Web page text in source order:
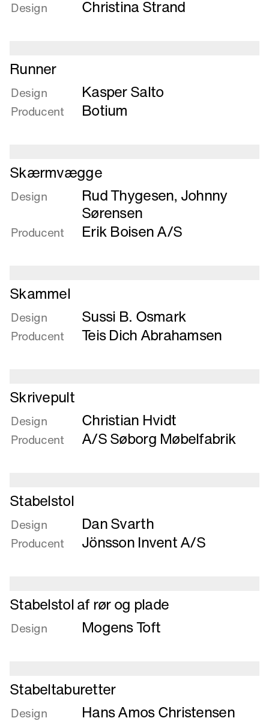
om
stabelbar
stol
Design Christina Strand
Læs
mere
om
Runner
Runner
Design Kasper Salto
Producent Botium
Læs
mere
om
Skærmvægge
Design Rud Thygesen, Johnny
Sørensen
Producent Erik Boisen A/S
Læs
mere
om
Skammel
Skammel
Design Sussi B. Osmark
Producent Teis Dich Abrahamsen
Læs
mere
om
Skrivepult
Skrivepult
Design Christian Hvidt
Producent A/S Søborg Møbelfabrik
Læs
mere
om
Stabelstol
Stabelstol
Design Dan Svarth
Producent Jönsson Invent A/S
Læs
mere
om
og
plade
Stabelstol af rør og plade
Design Mogens Toft
Læs
mere
om
Stabeltaburetter
Design Hans Amos Christensen